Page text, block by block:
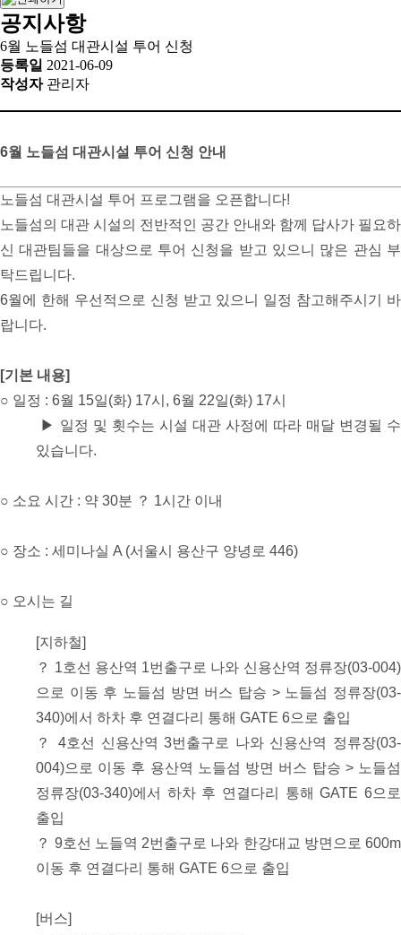
공지사항
6월 노들섬 대관시설 투어 신청
등록일 2021-06-09
작성자 관리자
6월 노들섬 대관시설 투어 신청 안내
노들섬 대관시설 투어 프로그램을 오픈합니다!
노들섬의 대관 시설의 전반적인 공간 안내와 함께 답사가 필요하
신 대관팀들을 대상으로 투어 신청을 받고 있으니 많은 관심 부
탁드립니다.
6월에 한해 우선적으로 신청 받고 있으니 일정 참고해주시기 바
랍니다.
[기본 내용]
○ 일정 : 6월 15일(화) 17시, 6월 22일(화) 17시
▶ 일정 및 횟수는 시설 대관 사정에 따라 매달 변경될 수
있습니다.
○ 소요 시간 : 약 30분 ？ 1시간 이내
○ 장소 : 세미나실 A (서울시 용산구 양녕로 446)
○ 오시는 길
[지하철]
？ 1호선 용산역 1번출구로 나와 신용산역 정류장(03-004)
으로 이동 후 노들섬 방면 버스 탑승 > 노들섬 정류장(03-
340)에서 하차 후 연결다리 통해 GATE 6으로 출입
？ 4호선 신용산역 3번출구로 나와 신용산역 정류장(03-
004)으로 이동 후 용산역 노들섬 방면 버스 탑승 > 노들섬
정류장(03-340)에서 하차 후 연결다리 통해 GATE 6으로
출입
？ 9호선 노들역 2번출구로 나와 한강대교 방면으로 600m
이동 후 연결다리 통해 GATE 6으로 출입
[버스]